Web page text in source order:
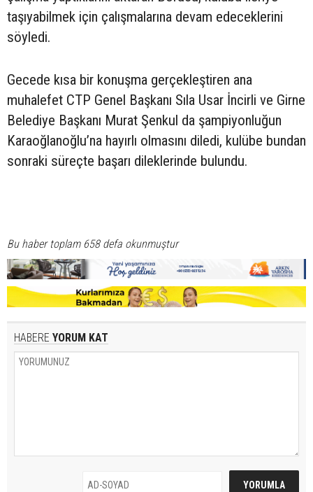
taşıyabilmek için çalışmalarına devam edeceklerini
söyledi.
Gecede kısa bir konuşma gerçekleştiren ana
muhalefet CTP Genel Başkanı Sıla Usar İncirli ve Girne
Belediye Başkanı Murat Şenkul da şampiyonluğun
Karaoğlanoğlu’na hayırlı olmasını diledi, kulübe bundan
sonraki süreçte başarı dileklerinde bulundu.
Bu haber toplam 658 defa okunmuştur
HABERE YORUM KAT